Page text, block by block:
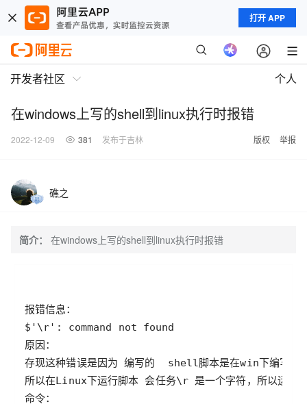
打开 APP
开发者社区 个人
在windows上写的shell到linux执行时报错
2022-12-09 381 发布于吉林 版权 举报
礁之
简介： 在windows上写的shell到linux执行时报错